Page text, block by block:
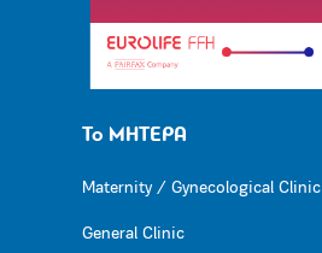
Το ΜΗΤΕΡΑ
Maternity / Gynecological Clinic
General Clinic